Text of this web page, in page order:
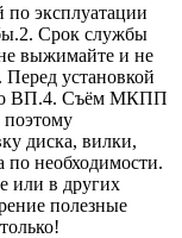
эксплуатации
Срок службы
выжимайте и не
Перед установкой
ВП.4. Съём МКПП
поэтому
диска, вилки,
по необходимости.
или в других
полезные